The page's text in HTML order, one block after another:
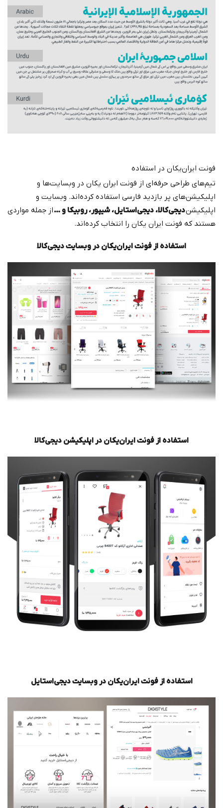
فونت ایران‌یکان در استفاده
تیم‌های طراحی حرفه‌ای از فونت ایران یکان در وبسایت‌ها و
اپلیکیشن‌های پر بازدید فارسی استفاده کرده‌اند. وبسایت و
اپلیکیشندیجی‌کالا، دیجی‌استایل، شیپور، روبیکا و …از جمله مواردی
هستند که فونت ایران یکان را انتخاب کرده‌اند.
استفاده از فونت ایران‌یکان در وبسایت دیجی‌کالا
استفاده از فونت ایران‌یکان در اپلیکیشن دیجی‌کالا
استفاده از فونت ایران‌یکان در وبسایت دیجی‌استایل